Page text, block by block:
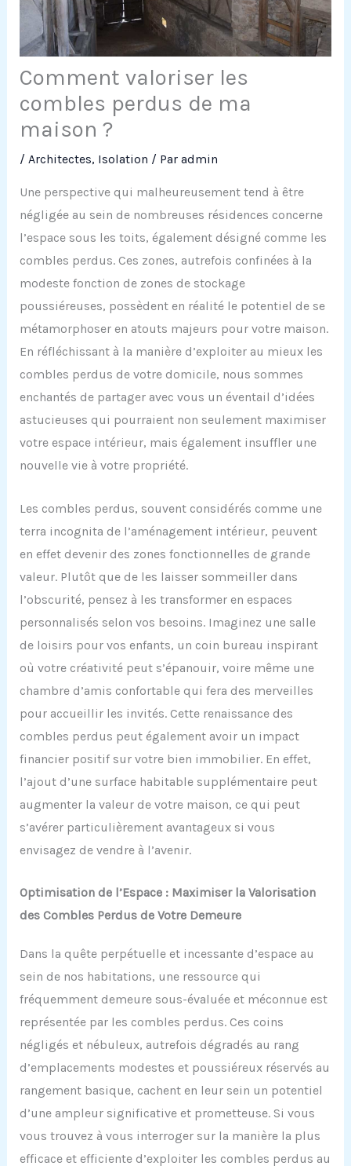
Comment valoriser les
combles perdus de ma
maison ?
/ Architectes, Isolation / Par admin
Une perspective qui malheureusement tend à être
négligée au sein de nombreuses résidences concerne
l’espace sous les toits, également désigné comme les
combles perdus. Ces zones, autrefois confinées à la
modeste fonction de zones de stockage
poussiéreuses, possèdent en réalité le potentiel de se
métamorphoser en atouts majeurs pour votre maison.
En réfléchissant à la manière d’exploiter au mieux les
combles perdus de votre domicile, nous sommes
enchantés de partager avec vous un éventail d’idées
astucieuses qui pourraient non seulement maximiser
votre espace intérieur, mais également insuffler une
nouvelle vie à votre propriété.
Les combles perdus, souvent considérés comme une
terra incognita de l’aménagement intérieur, peuvent
en effet devenir des zones fonctionnelles de grande
valeur. Plutôt que de les laisser sommeiller dans
l’obscurité, pensez à les transformer en espaces
personnalisés selon vos besoins. Imaginez une salle
de loisirs pour vos enfants, un coin bureau inspirant
où votre créativité peut s’épanouir, voire même une
chambre d’amis confortable qui fera des merveilles
pour accueillir les invités. Cette renaissance des
combles perdus peut également avoir un impact
financier positif sur votre bien immobilier. En effet,
l’ajout d’une surface habitable supplémentaire peut
augmenter la valeur de votre maison, ce qui peut
s’avérer particulièrement avantageux si vous
envisagez de vendre à l’avenir.
Optimisation de l’Espace : Maximiser la Valorisation
des Combles Perdus de Votre Demeure
Dans la quête perpétuelle et incessante d’espace au
sein de nos habitations, une ressource qui
fréquemment demeure sous-évaluée et méconnue est
représentée par les combles perdus. Ces coins
négligés et nébuleux, autrefois dégradés au rang
d’emplacements modestes et poussiéreux réservés au
rangement basique, cachent en leur sein un potentiel
d’une ampleur significative et prometteuse. Si vous
vous trouvez à vous interroger sur la manière la plus
efficace et efficiente d’exploiter les combles perdus au